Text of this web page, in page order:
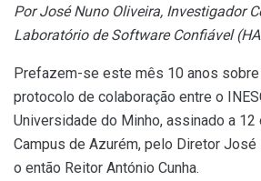
Por José Nuno Oliveira, Investigador
Laboratório de Software Confiável
Prefazem-se este mês 10 anos sobre
protocolo de colaboração entre o
Universidade do Minho, assinado a 12
Campus de Azurém, pelo Diretor José
o então Reitor António Cunha.